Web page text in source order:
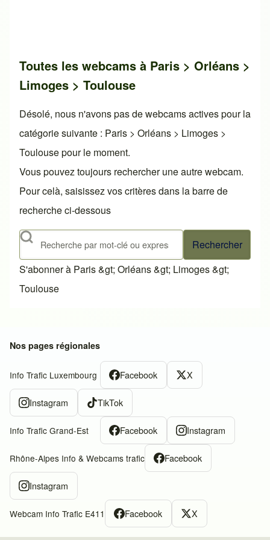
Toutes les webcams à Paris > Orléans >
Limoges > Toulouse
Désolé, nous n'avons pas de webcams actives pour la
catégorie suivante : Paris > Orléans > Limoges >
Toulouse pour le moment.
Vous pouvez toujours rechercher une autre webcam.
Pour celà, saisissez vos critères dans la barre de
recherche ci-dessous
Rechercher
S'abonner à Paris &gt; Orléans &gt; Limoges &gt;
Toulouse
Nos pages régionales
Info Trafic Luxembourg Facebook X
Instagram TikTok
Info Trafic Grand-Est Facebook Instagram
Rhône-Alpes Info & Webcams trafic Facebook
Instagram
Webcam Info Trafic E411 Facebook X